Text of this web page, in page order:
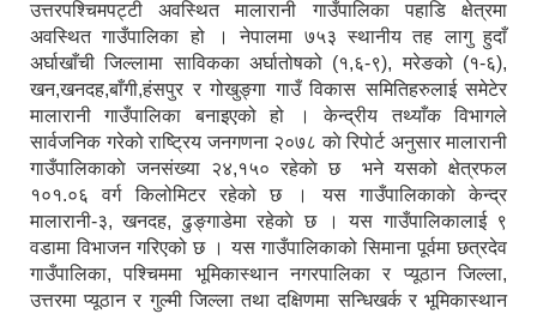
उत्तरपश्चिमपट्टी अवस्थित मालारानी गाउँपालिका पहाडि क्षेत्रमा
अवस्थित गाउँपालिका हो । नेपालमा ७५३ स्थानीय तह लागु हुदाँ
अर्घाखाँची जिल्लामा साविकका अर्घातोषको (१,६-९), मरेङको (१-६),
खन,खनदह,बाँगी,हंसपुर र गोखुङ्गा गाउँ विकास समितिहरुलाई समेटेर
मालारानी गाउँपालिका बनाइएको हो । केन्द्रीय तथ्याँक विभागले
सार्वजनिक गरेको राष्ट्रिय जनगणना २०७८ काे रिपाेर्ट अनुसार मालारानी
गाउँपालिकाकाे जनसंख्या २४,१५० रहेकाे छ भने यसको क्षेत्रफल
१०१.०६ वर्ग किलोमिटर रहेको छ । यस गाउँपालिकाकाे केन्द्र
मालारानी-३, खनदह, ढुङ्गाडेमा रहेकाे छ । यस गाउँपालिकालाई ९
वडामा विभाजन गरिएको छ । यस गाउँपालिकाको सिमाना पूर्वमा छत्रदेव
गाउँपालिका, पश्चिममा भूमिकास्थान नगरपालिका र प्यूठान जिल्ला,
उत्तरमा प्यूठान र गुल्मी जिल्ला तथा दक्षिणमा सन्धिखर्क र भूमिकास्थान